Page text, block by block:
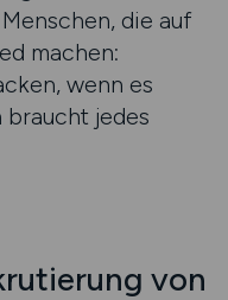
die auf
machen:
wenn es
braucht jedes
von